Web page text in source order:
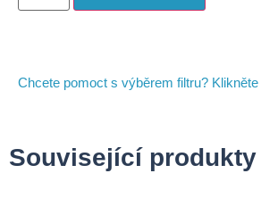
Chcete pomoct s výběrem filtru? Klikněte
Související produkty